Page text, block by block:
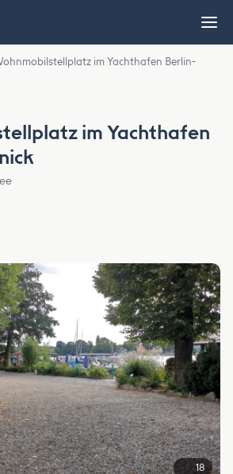
im Yachthafen Berlin-
im Yachthafen
18